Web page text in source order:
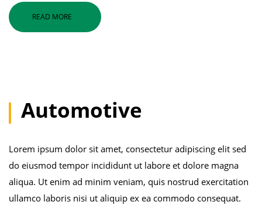
READ MORE
Automotive
Lorem ipsum dolor sit amet, consectetur adipiscing elit sed
do eiusmod tempor incididunt ut labore et dolore magna
aliqua. Ut enim ad minim veniam, quis nostrud exercitation
ullamco laboris nisi ut aliquip ex ea commodo consequat.